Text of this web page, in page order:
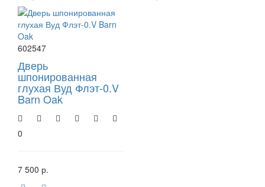
602547
Дверь
шпонированная
глухая Вуд Флэт-0.V
Barn Oak
0
7 500 р.